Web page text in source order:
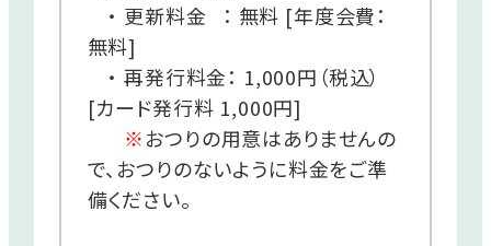
・ 更新料金 ： 無料 [年度会費：
無料]
・ 再発行料金： 1,000円（税込）
[カード発行料 1,000円]
※おつりの用意はありませんの
で、おつりのないように料金をご準
備ください。